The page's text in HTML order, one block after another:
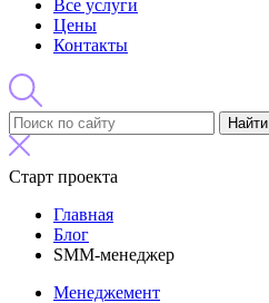
Все услуги
Цены
Контакты
Найти
Старт проекта
Главная
Блог
SMM-менеджер
Менеджемент